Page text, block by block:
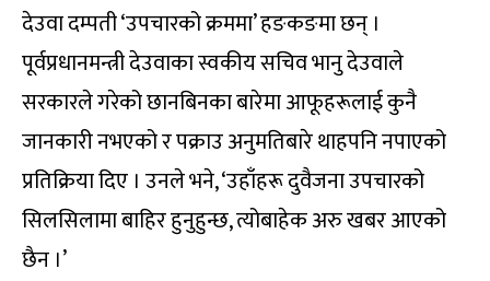
देउवा दम्पती ‘उपचारको क्रममा’ हङकङमा छन् ।
पूर्वप्रधानमन्त्री देउवाका स्वकीय सचिव भानु देउवाले
सरकारले गरेको छानबिनका बारेमा आफूहरूलाई कुनै
जानकारी नभएको र पक्राउ अनुमतिबारे थाहपनि नपाएको
प्रतिक्रिया दिए । उनले भने, ‘उहाँहरू दुवैजना उपचारको
सिलसिलामा बाहिर हुनुहुन्छ, त्योबाहेक अरु खबर आएको
छैन ।’